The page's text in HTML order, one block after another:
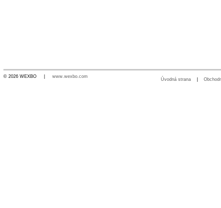
© 2026 WEXBO | www.wexbo.com
Úvodná strana